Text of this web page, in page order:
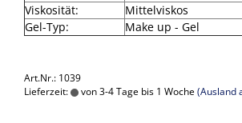
Viskosität:
Mittelviskos
Gel-Typ:
Make up - Gel
Art.Nr.: 1039
Lieferzeit:
von 3-4 Tage bis 1 Woche(Ausland